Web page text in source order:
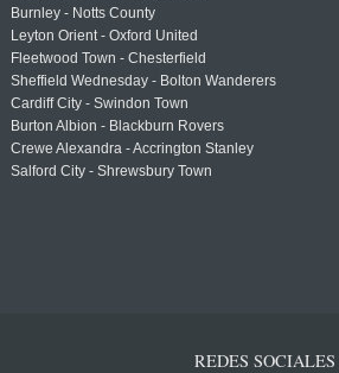
Burnley - Notts County
Leyton Orient - Oxford United
Fleetwood Town - Chesterfield
Sheffield Wednesday - Bolton Wanderers
Cardiff City - Swindon Town
Burton Albion - Blackburn Rovers
Crewe Alexandra - Accrington Stanley
Salford City - Shrewsbury Town
REDES SOCIALES